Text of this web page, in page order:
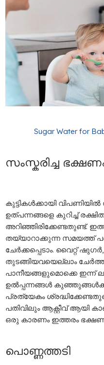
Sugar Water for
സംസ്കരിച്ച
കുട്ടികൾക്കായി
ഉത്പന്നങ്ങളെ കുറിച്ച്
അറിഞ്ഞിരിക്കേണ്ടതുണ്ട്.
തയ്യാറാക്കുന്ന സമയത്ത്
ചേർക്കപ്പെടാം. വൈറ്റ്
തുടങ്ങിയവയെല്ലാം
പാനീയങ്ങളുമൊക്കെ ഇന്ന്
ഉൽപ്പന്നങ്ങൾ
പ്രത്യേകം
പതിവിലും ആക്റ്റീവ് ആയി
ഒരു കാരണം ഇത്തരം
പൊണ്ണത്തടി